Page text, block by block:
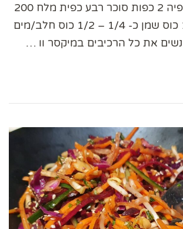
שקית אבקת אפיה 2 כפות סוכר רבע כפית מלח 200
גרם חמאה 1/4 כוס שמן כ- 1/4 – 1/2 כוס חלב/מים
נשים את כל הרכיבים במיקסר וו …